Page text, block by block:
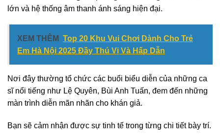
lớn và hệ thống âm thanh ánh sáng hiện đại.
XEM THÊM Top 20 Khu Vui Chơi Dành Cho Trẻ
Em Hà Nội 2025 Đầy Thú Vị Và Hấp Dẫn
Nơi đây thường tổ chức các buổi biểu diễn của những ca
sĩ nổi tiếng như Lệ Quyên, Bùi Anh Tuấn, đem đến những
màn trình diễn mãn nhãn cho khán giả.
Bạn sẽ cảm nhận được sự tinh tế trong từng chi tiết bày trí.